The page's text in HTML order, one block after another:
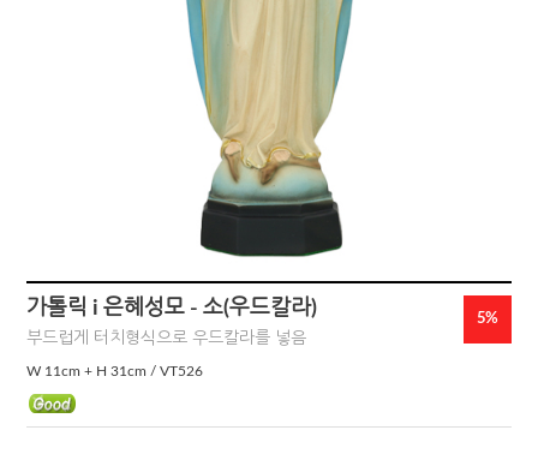
가톨릭 i 은혜성모 - 소(우드칼라)
부드럽게 터치형식으로 우드칼라를 넣음
W 11cm + H 31cm / VT526
5%